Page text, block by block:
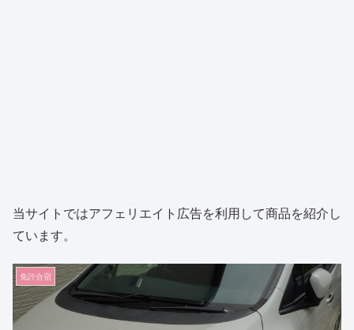
当サイトではアフェリエイト広告を利用して商品を紹介し
ています。
免許合宿